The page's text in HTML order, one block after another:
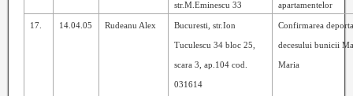
str.M.Eminescu 33 apartamentelor
17. 14.04.05 Rudeanu Alex Bucuresti, str.Ion
Tuculescu 34 bloc 25,
scara 3, ap.104 cod.
031614
Confirmarea
decesului bunicii
Maria